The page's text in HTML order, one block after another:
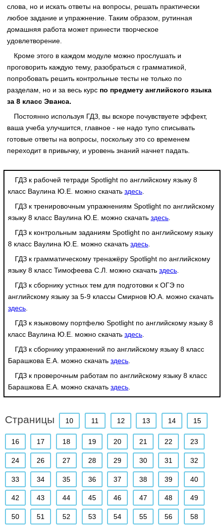
слова, но и искать ответы на вопросы, решать практически
любое задание и упражнение. Таким образом, рутинная
домашняя работа может принести творческое
удовлетворение.
Кроме этого в каждом модуле можно прослушать и
проговорить каждую тему, разобраться с грамматикой,
попробовать решить контрольные тесты не только по
разделам, но и за весь курс по предмету английского языка
за 8 класс Эванса.
Постоянно используя ГДЗ, вы вскоре почувствуете эффект,
ваша учеба улучшится, главное - не надо тупо списывать
готовые ответы на вопросы, поскольку это со временем
переходит в привычку, и уровень знаний начнет падать.
ГДЗ к рабочей тетради Spotlight по английскому языку 8
класс Ваулина Ю.Е. можно скачать здесь
ГДЗ к тренировочным упражнениям Spotlight по английскому
языку 8 класс Ваулина Ю.Е. можно скачать здесь
ГДЗ к контрольным заданиям Spotlight по английскому языку
8 класс Ваулина Ю.Е. можно скачать здесь
ГДЗ к грамматическому тренажёру Spotlight по английскому
языку 8 класс Тимофеева С.Л. можно скачать здесь
ГДЗ к сборнику устных тем для подготовки к ОГЭ по
английскому языку за 5-9 классы Смирнов Ю.А. можно скачать
здесь
ГДЗ к языковому портфелю Spotlight по английскому языку 8
класс Ваулина Ю.Е. можно скачать здесь
ГДЗ к сборнику упражнений по английскому языку 8 класс
Барашкова Е.А. можно скачать здесь
ГДЗ к проверочным работам по английскому языку 8 класс
Барашкова Е.А. можно скачать здесь
Страницы 10 11 12 13 14 15
16 17 18 19 20 21 22 23
24 26 27 28 29 30 31 32
33 34 35 36 37 38 39 40
42 43 44 45 46 47 48 49
50 51 52 53 54 55 56 58